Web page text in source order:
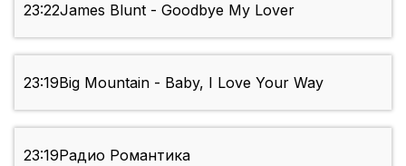
23:22James Blunt - Goodbye My Lover
23:19Big Mountain - Baby, I Love Your Way
23:19Радио Романтика